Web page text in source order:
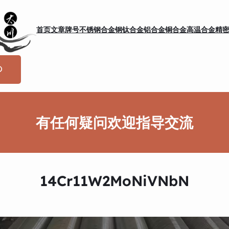
首页文章牌号不锈钢合金钢钛合金铝合金铜合金高温合金精
有任何疑问欢迎指导交流
14Cr11W2MoNiVNbN